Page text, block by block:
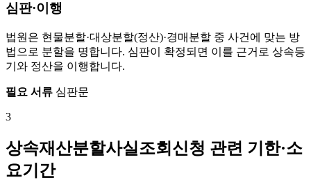
심판·이행
법원은 현물분할·대상분할(정산)·경매분할 중 사건에 맞는 방
법으로 분할을 명합니다. 심판이 확정되면 이를 근거로 상속등
기와 정산을 이행합니다.
필요 서류 심판문
3
상속재산분할사실조회신청 관련 기한·소
요기간